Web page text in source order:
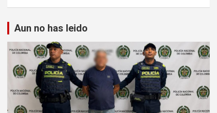
Aun no has leido